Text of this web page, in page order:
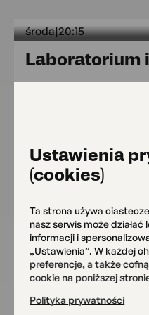
Ustawienia
(cookies)
Ta strona używa
nasz serwis może
informacji i
„Ustawienia”. W każdej
preferencje, a także
cookie na poniższej
Polityka prywatności
środa|20:15
Laboratorium
Siedziba główna
OKO
wtorek|17:00
Breakdance
Zapisz się od